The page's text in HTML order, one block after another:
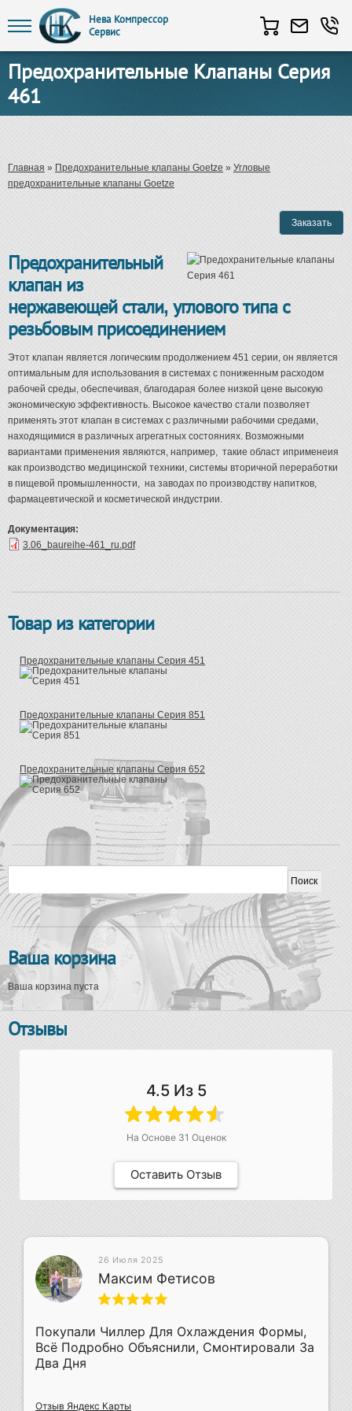
Нева Компрессор
Сервис
Предохранительные Клапаны Серия
461
Вы здесь
Главная»Предохранительные клапаны Goetze»Угловые
предохранительные клапаны Goetze
Предохранительный
клапан из
нержавеющей стали, углового типа с
резьбовым присоединением
Этот клапан является логическим продолжением 451 серии, он является
оптимальным для использования в системах с пониженным расходом
рабочей среды, обеспечивая, благодарая более низкой цене высокую
экономическую эффективность. Высокое качество стали позволяет
применять этот клапан в системах с различными рабочими средами,
находящимися в различных агрегатных состояниях. Возможными
вариантами применения являются, например, такие област иприменеия
как производство медицинской техники, системы вторичной переработки
в пищевой промышленности, на заводах по производству напитков,
фармацевтической и косметической индустрии.
Документация:
3.06_baureihe-461_ru.pdf
Товар из категории
Предохранительные клапаны Серия 451
Предохранительные клапаны Серия 851
Предохранительные клапаны Серия 652
Ваша корзина
Ваша корзина пуста
Отзывы
4.5Из 5
На Основе 31 Оценок
Оставить Отзыв
26 Июля 2025
Максим Фетисов
Покупали Чиллер Для Охлаждения Формы,
Всё Подробно Объяснили, Смонтировали За
Два Дня
Отзыв Яндекс Карты